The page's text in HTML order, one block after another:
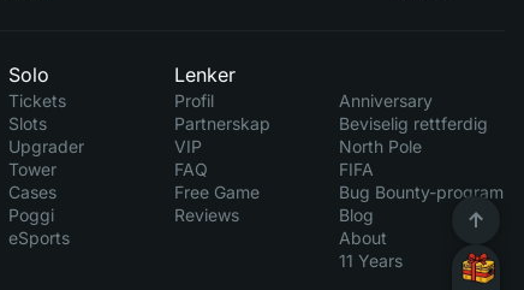
Solo
Tickets
Slots
Upgrader
Tower
Cases
Poggi
eSports
Lenker
Profil
Partnerskap
VIP
FAQ
Free Game
Reviews
Anniversary
Beviselig rettferdig
North Pole
FIFA
Bug Bounty-program
Blog
About
11 Years